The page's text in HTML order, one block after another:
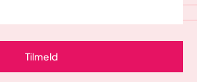
Tilmeld